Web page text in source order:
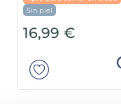
Apto para comer en crudo
Sin piel
16,99 €